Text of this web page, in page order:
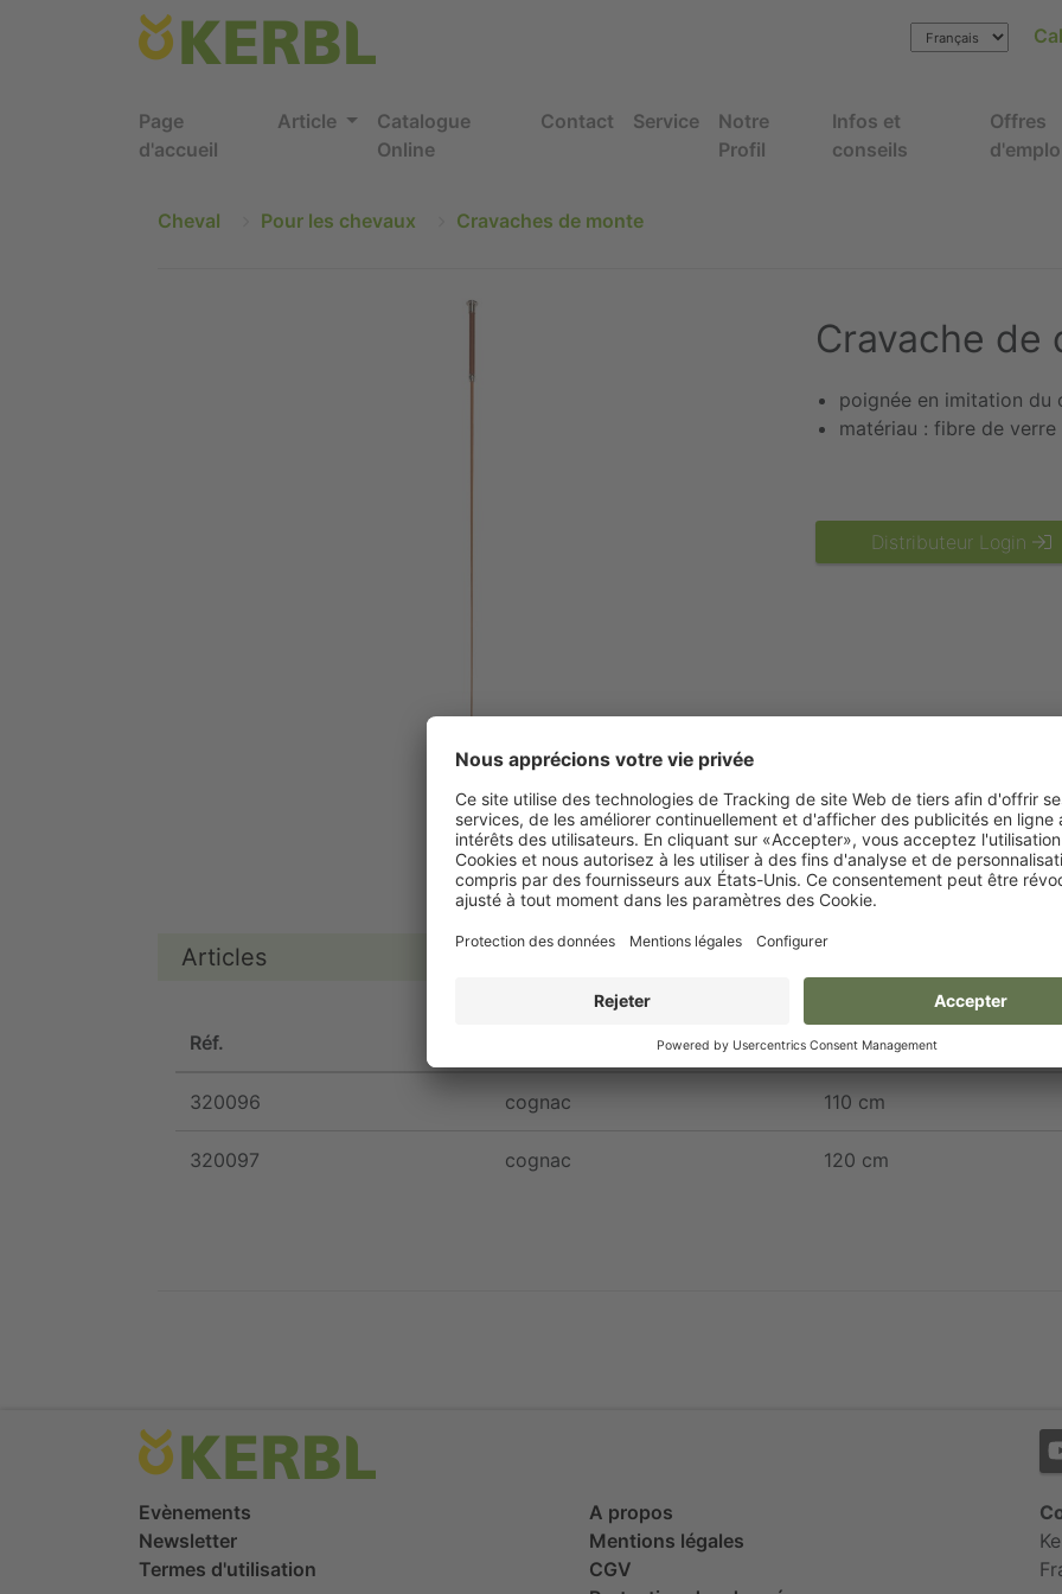
Page
d'accueil
Article
Catalogue
Online
Contact Service
Notre
Profil
Infos et
conseils
Offres
Cheval Pour les chevaux Cravaches de monte
Cravache de
poignée en imitation du
matériau : fibre de
Distributeur Login
Articles
Réf. Longueur
320096 cognac 110 cm
320097 cognac 120 cm
Evènements
Newsletter
Termes d'utilisation
A propos
Mentions légales
CGV